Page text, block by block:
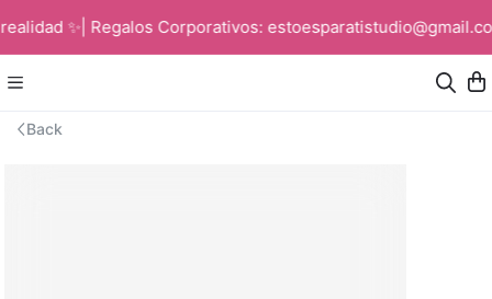
✨| Regalos Corporativos:
Back